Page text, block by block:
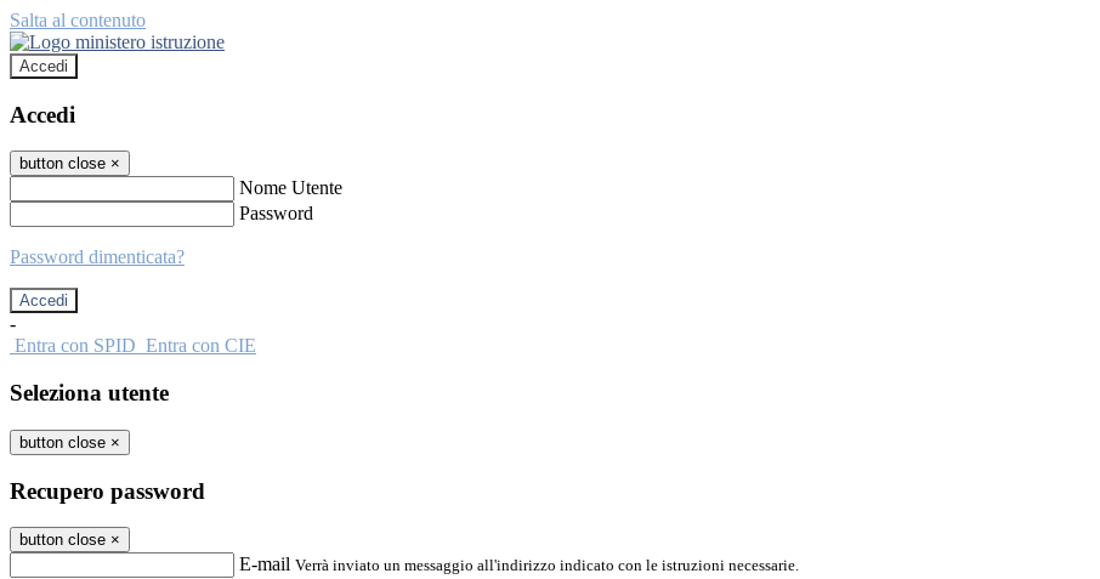
Salta al contenuto
Accedi
Accedi
button close ×
Nome Utente
Password
Password dimenticata?
-
Entra con SPID Entra con CIE
Seleziona utente
button close ×
Recupero password
button close ×
E-mail Verrà inviato un messaggio all'indirizzo indicato con le istruzioni necessarie.